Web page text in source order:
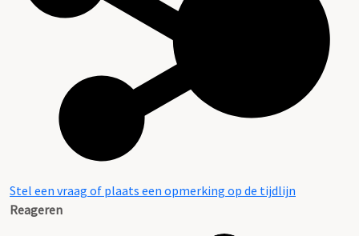
Stel een vraag of plaats een opmerking op de tijdlijn
Reageren